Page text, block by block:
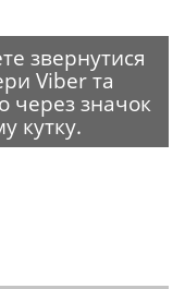
звернутися
Viber та
через значок
кутку.